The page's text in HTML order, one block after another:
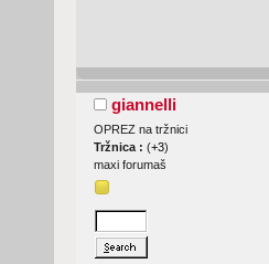
giannelli
OPREZ na tržnici
Tržnica : (+3)
maxi forumaš